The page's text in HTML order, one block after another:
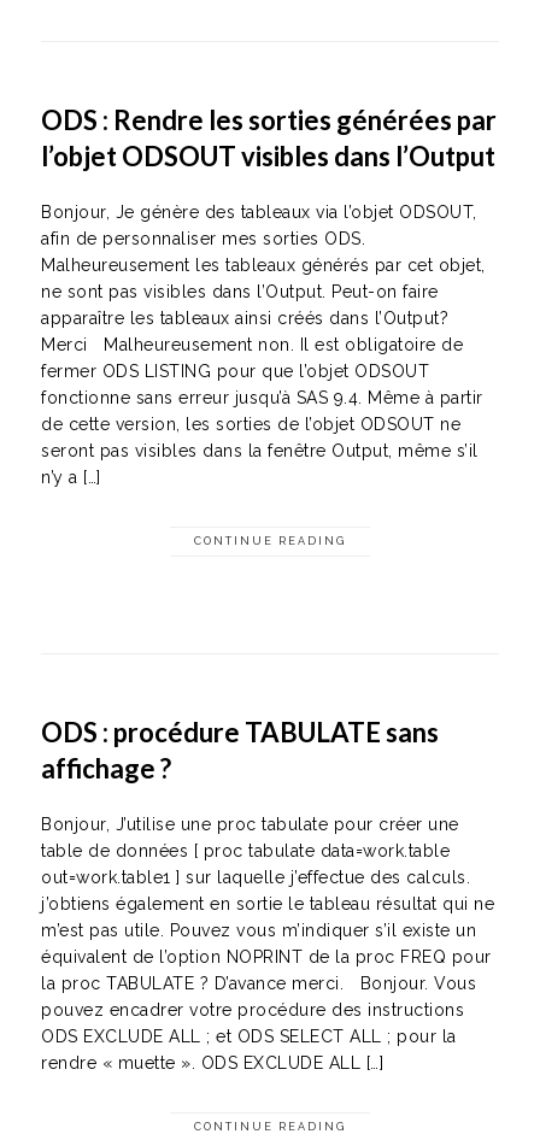
ODS : Rendre les sorties générées par
l’objet ODSOUT visibles dans l’Output
Bonjour, Je génère des tableaux via l’objet ODSOUT,
afin de personnaliser mes sorties ODS.
Malheureusement les tableaux générés par cet objet,
ne sont pas visibles dans l’Output. Peut-on faire
apparaître les tableaux ainsi créés dans l’Output?
Merci Malheureusement non. Il est obligatoire de
fermer ODS LISTING pour que l’objet ODSOUT
fonctionne sans erreur jusqu’à SAS 9.4. Même à partir
de cette version, les sorties de l’objet ODSOUT ne
seront pas visibles dans la fenêtre Output, même s’il
n’y a […]
CONTINUE READING
ODS : procédure TABULATE sans
affichage ?
Bonjour, J’utilise une proc tabulate pour créer une
table de données [ proc tabulate data=work.table
out=work.table1 ] sur laquelle j’effectue des calculs.
j’obtiens également en sortie le tableau résultat qui ne
m’est pas utile. Pouvez vous m’indiquer s’il existe un
équivalent de l’option NOPRINT de la proc FREQ pour
la proc TABULATE ? D’avance merci. Bonjour. Vous
pouvez encadrer votre procédure des instructions
ODS EXCLUDE ALL ; et ODS SELECT ALL ; pour la
rendre « muette ». ODS EXCLUDE ALL […]
CONTINUE READING